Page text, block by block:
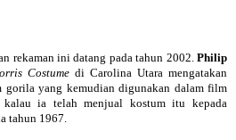
rekaman ini datang pada tahun 2002. Philip
Costume di Carolina Utara mengatakan
gorila yang kemudian digunakan dalam film
kalau ia telah menjual kostum itu kepada
tahun 1967.